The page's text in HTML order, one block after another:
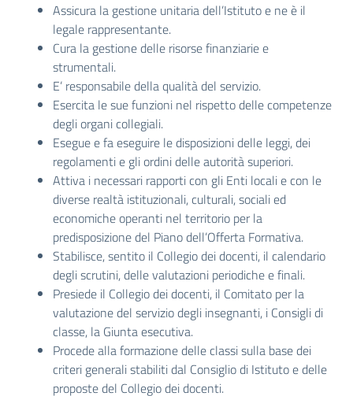
Assicura la gestione unitaria dell’Istituto e ne è il
legale rappresentante.
Cura la gestione delle risorse finanziarie e
strumentali.
E’ responsabile della qualità del servizio.
Esercita le sue funzioni nel rispetto delle competenze
degli organi collegiali.
Esegue e fa eseguire le disposizioni delle leggi, dei
regolamenti e gli ordini delle autorità superiori.
Attiva i necessari rapporti con gli Enti locali e con le
diverse realtà istituzionali, culturali, sociali ed
economiche operanti nel territorio per la
predisposizione del Piano dell’Offerta Formativa.
Stabilisce, sentito il Collegio dei docenti, il calendario
degli scrutini, delle valutazioni periodiche e finali.
Presiede il Collegio dei docenti, il Comitato per la
valutazione del servizio degli insegnanti, i Consigli di
classe, la Giunta esecutiva.
Procede alla formazione delle classi sulla base dei
criteri generali stabiliti dal Consiglio di Istituto e delle
proposte del Collegio dei docenti.